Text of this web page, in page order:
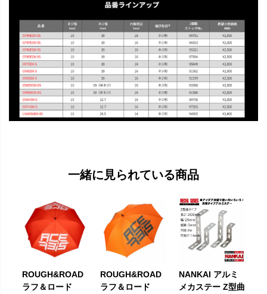
一緒に見られている商品
ROUGH&ROAD
ラフ＆ロード
ROUGH&ROAD
ラフ＆ロード
NANKAI アルミ
メカステー Z型曲